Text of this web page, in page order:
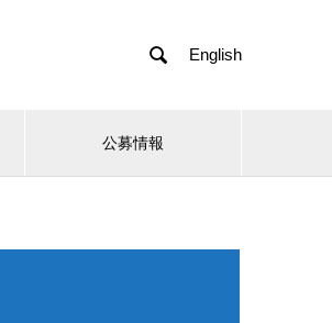
 English
公募情報